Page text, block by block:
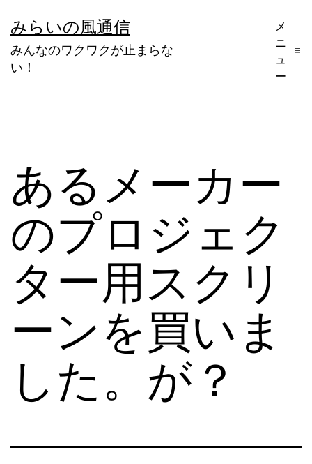
ン
テ
ッ
みらいの風通信
みんなのワクワクが止まらな
い！
メ
ニ
ュ
ー
あるメーカー
のプロジェク
ター用スクリ
ーンを買いま
した。が？